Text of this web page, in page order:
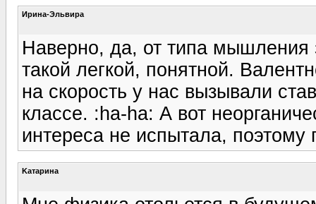
Ирина-Эльвира
Наверно, да, от типа мышления
такой легкой, понятной.
на скорость у нас вызывали
классе. :ha-ha: А вот
интереса не испытала,
Kатарина